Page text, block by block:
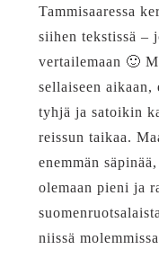
Tammisaaressa
siihen tekstissä –
vertailemaan 🙂
sellaiseen
tyhjä ja satoikin
reissun taikaa.
enemmän
olemaan pieni ja
niissä